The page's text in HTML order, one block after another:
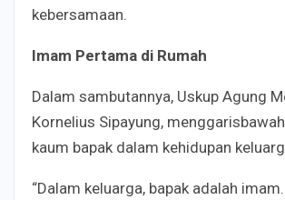
kebersamaan.
Imam Pertama di Rumah
Dalam sambutannya, Uskup Agung
Kornelius Sipayung,
kaum bapak dalam kehidupan
“Dalam keluarga, bapak adalah